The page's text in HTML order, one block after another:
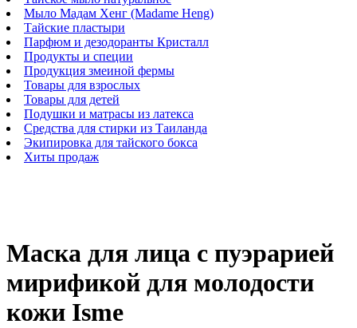
Мыло Мадам Хенг (Madame Heng)
Тайские пластыри
Парфюм и дезодоранты Кристалл
Продукты и специи
Продукция змеиной фермы
Товары для взрослых
Товары для детей
Подушки и матрасы из латекса
Средства для стирки из Таиланда
Экипировка для тайского бокса
Хиты продаж
Маска для лица с пуэрарией
мирификой для молодости
кожи Isme